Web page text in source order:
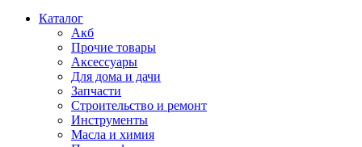
Каталог
Акб
Прочие товары
Аксессуары
Для дома и дачи
Запчасти
Строительство и ремонт
Инструменты
Масла и химия